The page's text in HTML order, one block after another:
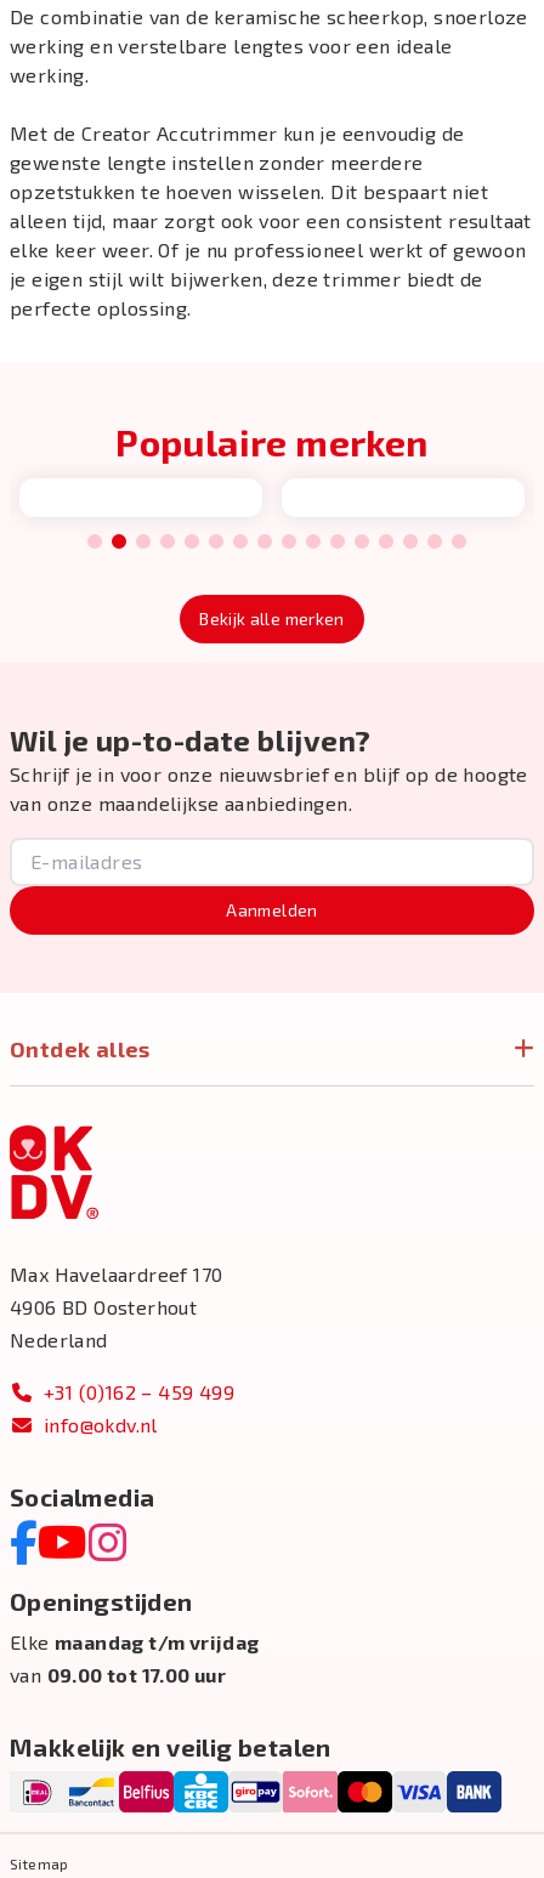
De combinatie van de keramische scheerkop, snoerloze
werking en verstelbare lengtes voor een ideale
werking.
Met de Creator Accutrimmer kun je eenvoudig de
gewenste lengte instellen zonder meerdere
opzetstukken te hoeven wisselen. Dit bespaart niet
alleen tijd, maar zorgt ook voor een consistent resultaat
elke keer weer. Of je nu professioneel werkt of gewoon
je eigen stijl wilt bijwerken, deze trimmer biedt de
perfecte oplossing.
Populaire merken
1 2 3 4 5 6 7 8 9 10 11 12 13 14 15 16
Bekijk alle merken
Wil je up-to-date blijven?
Schrijf je in voor onze nieuwsbrief en blijf op de hoogte
van onze maandelijkse aanbiedingen.
Aanmelden
Ontdek alles
Max Havelaardreef 170
4906 BD Oosterhout
Nederland
+31 (0)162 – 459 499
info@okdv.nl
Socialmedia
Openingstijden
Elke maandag t/m vrijdag
van 09.00 tot 17.00 uur
Makkelijk en veilig betalen
Sitemap